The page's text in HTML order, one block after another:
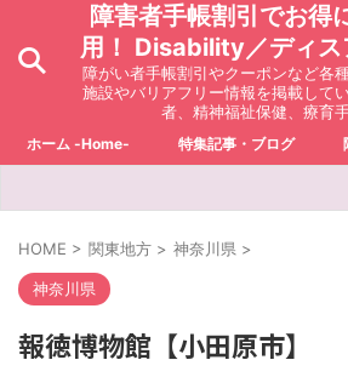
障害者手帳割引でお得
用！ Disability／ディス
障がい者手帳割引やクーポンなど各
施設やバリアフリー情報を掲載して
者、精神福祉保健、療育手
ホーム -Home- 特集記事・ブログ
HOME > 関東地方 > 神奈川県 >
神奈川県
報徳博物館【小田原市】